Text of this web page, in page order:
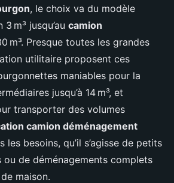
, le choix va du modèle
m³ jusqu’au camion
m³. Presque toutes les grandes
utilitaire proposent ces
maniables pour la
jusqu’à 14 m³, et
transporter des volumes
camion déménagement
les besoins, qu’il s’agisse de petits
de déménagements complets
maison.